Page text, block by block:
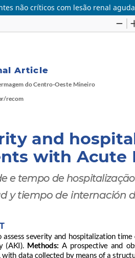
não críticos com lesão renal aguda